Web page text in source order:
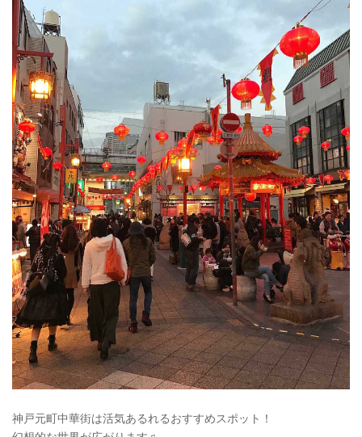
神戸元町中華街は活気あるれるおすすめスポット！